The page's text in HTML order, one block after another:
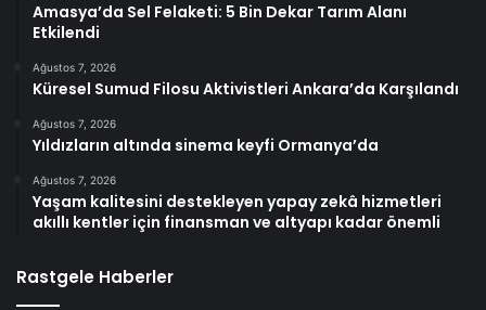
Amasya’da Sel Felaketi: 5 Bin Dekar Tarım Alanı
Etkilendi
Ağustos 7, 2026
Küresel Sumud Filosu Aktivistleri Ankara’da Karşılandı
Ağustos 7, 2026
Yıldızların altında sinema keyfi Ormanya’da
Ağustos 7, 2026
Yaşam kalitesini destekleyen yapay zekâ hizmetleri
akıllı kentler için finansman ve altyapı kadar önemli
Rastgele Haberler